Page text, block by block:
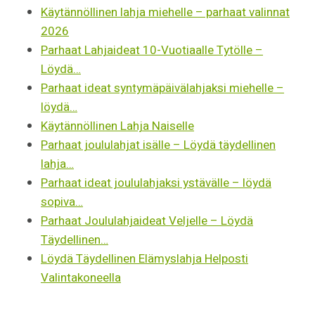
Käytännöllinen lahja miehelle – parhaat valinnat
2026
Parhaat Lahjaideat 10-Vuotiaalle Tytölle –
Löydä…
Parhaat ideat syntymäpäivälahjaksi miehelle –
löydä…
Käytännöllinen Lahja Naiselle
Parhaat joululahjat isälle – Löydä täydellinen
lahja…
Parhaat ideat joululahjaksi ystävälle – löydä
sopiva…
Parhaat Joululahjaideat Veljelle – Löydä
Täydellinen…
Löydä Täydellinen Elämyslahja Helposti
Valintakoneella